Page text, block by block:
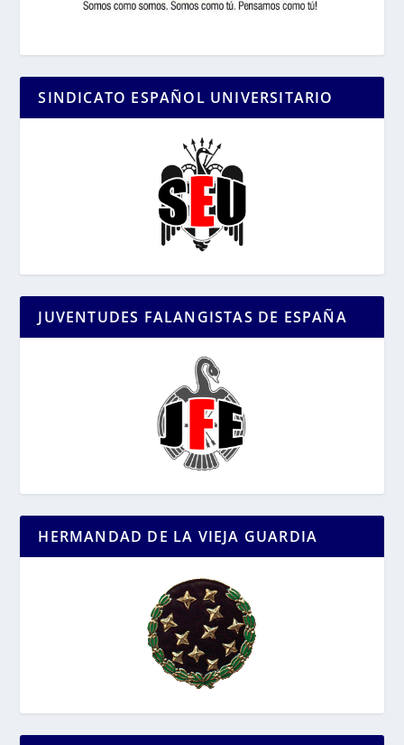
SINDICATO ESPAÑOL UNIVERSITARIO
JUVENTUDES FALANGISTAS DE ESPAÑA
HERMANDAD DE LA VIEJA GUARDIA